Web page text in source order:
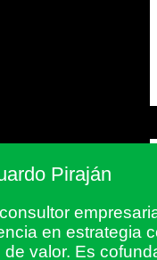
Piraján
en estrategia
valor. Es